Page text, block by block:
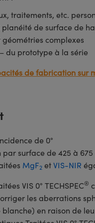
traitements, etc.
de surface de
complexes
du prototype à la série
de fabrication sur
de 0°
par surface de 425 à 675
MgF2etVIS-NIR
VIS 0° TECHSPEC®
les aberrations
en raison de